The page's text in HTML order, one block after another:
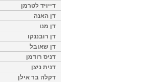
דייויד לטרמן
דן האנה
דן מנו
דן רובננקו
דן שאובל
דניס רודמן
דנית ניצן
דקלה בר אילן